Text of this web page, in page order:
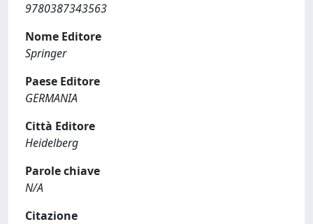
9780387343563
Nome Editore
Springer
Paese Editore
GERMANIA
Città Editore
Heidelberg
Parole chiave
N/A
Citazione